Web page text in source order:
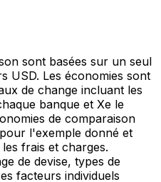
sont basées sur un seul
USD. Les économies sont
de change incluant les
banque et Xe le
de comparaison
l'exemple donné et
frais et charges.
de devise, types de
facteurs individuels